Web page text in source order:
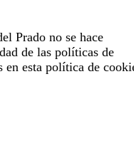
Prado no se hace
de las políticas de
en esta política de